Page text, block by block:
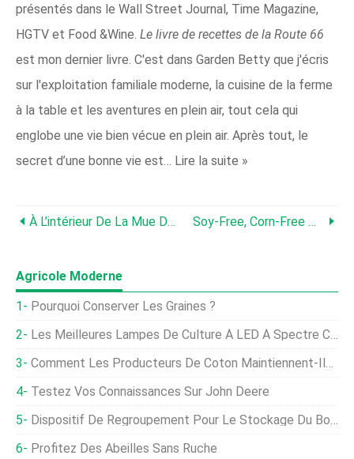
présentés dans le Wall Street Journal, Time Magazine,
HGTV et Food &Wine. Le livre de recettes de la Route 66
est mon dernier livre. C'est dans Garden Betty que j'écris
sur l'exploitation familiale moderne, la cuisine de la ferme
à la table et les aventures en plein air, tout cela qui
englobe une vie bien vécue en plein air. Après tout, le
secret d’une bonne vie est… Lire la suite »
À L’intérieur De La Mue D’un Poulet :la Science Et La Beauté Du Renouvellement Des Plumes Soy‑Free, Corn‑Free Whole‑Grain Chicken Feed:A Proven DIY Recipe
Agricole Moderne
Pourquoi Conserver Les Graines ?
Les Meilleures Lampes De Culture À LED À Spectre Complet
Comment Les Producteurs De Coton Maintiennent-Ils Le Sol?
Testez Vos Connaissances Sur John Deere
Dispositif De Regroupement Pour Le Stockage Du Bois
Profitez Des Abeilles Sans Ruche